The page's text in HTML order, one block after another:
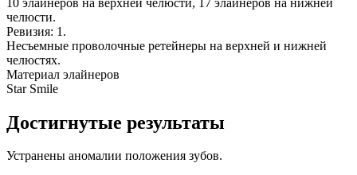
челюсти.
Ревизия: 1.
Несъемные проволочные ретейнеры на верхней и нижней
челюстях.
Материал элайнеров
Star Smile
Достигнутые результаты
Устранены аномалии положения зубов.